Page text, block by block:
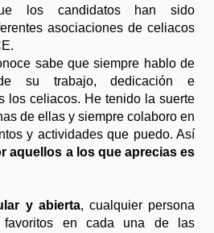
los candidatos han sido
asociaciones de celiacos
sabe que siempre hablo de
su trabajo, dedicación e
los celiacos. He tenido la suerte
de ellas y siempre colaboro en
y actividades que puedo. Así
aquellos a los que aprecias es
y abierta, cualquier persona
en cada una de las